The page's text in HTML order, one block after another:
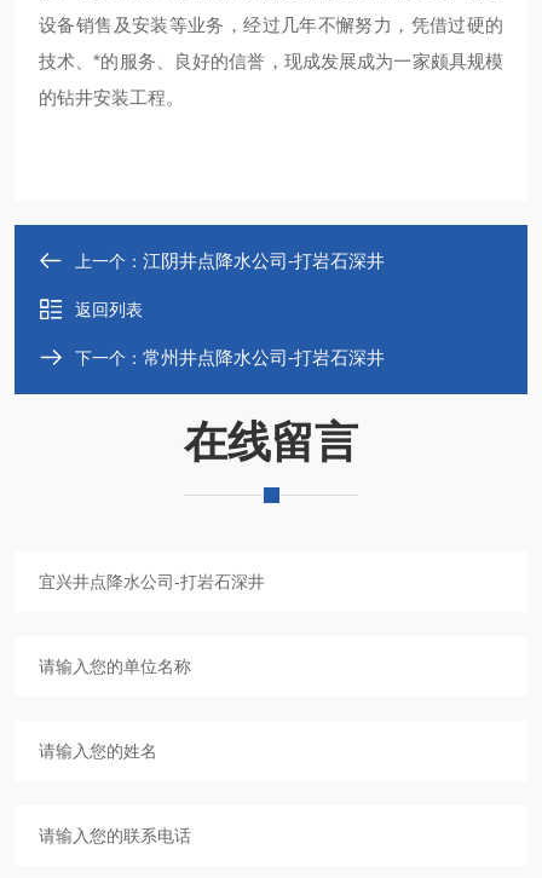
设备销售及安装等业务，经过几年不懈努力，凭借过硬的
技术、*的服务、良好的信誉，现成发展成为一家颇具规模
的钻井安装工程。
上一个： 江阴井点降水公司-打岩石深井
返回列表
下一个： 常州井点降水公司-打岩石深井
在线留言